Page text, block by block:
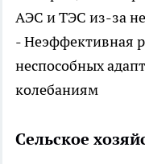
АЭС и ТЭС из-за
- Неэффективная
неспособных
колебаниям
Сельское